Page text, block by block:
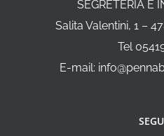
SEGRETERIA E
Salita Valentini, 1 –
Tel
E-mail: